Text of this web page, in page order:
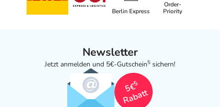
Berlin Express
Order-
Priority
Newsletter
Jetzt anmelden und 5€-Gutschein5 sichern!
5€
5
Rabatt